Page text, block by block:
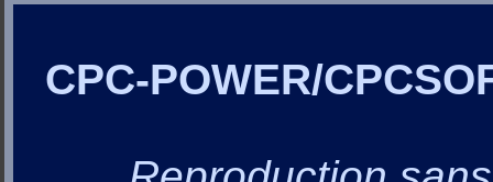
CPC-POWER/